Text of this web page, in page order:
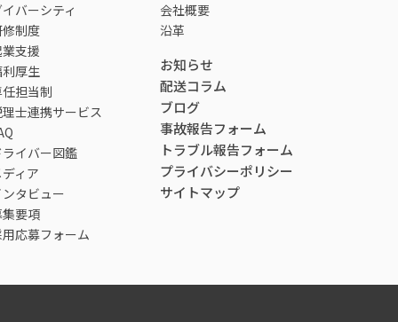
バーシティ
制度
支援
厚生
担当制
士連携サービス
イバー図鑑
ィア
タビュー
要項
応募フォーム
会社概要
沿革
お知らせ
配送コラム
ブログ
事故報告フォーム
トラブル報告フォーム
プライバシーポリシー
サイトマップ